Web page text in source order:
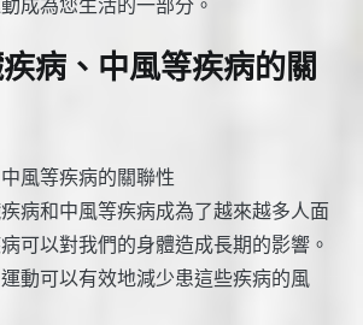
成為您生活的一部分。
病、中風等疾病的關
風等疾病的關聯性
病和中風等疾病成為了越來越多人面
可以對我們的身體造成長期的影響。
動可以有效地減少患這些疾病的風